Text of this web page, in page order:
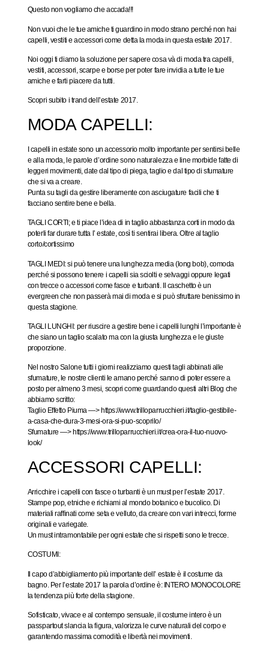
Questo non vogliamo che accada!!!
Non vuoi che le tue amiche ti guardino in modo strano perché non hai
capelli, vestiti e accessori come detta la moda in questa estate 2017.
Noi oggi ti diamo la soluzione per sapere cosa và di moda tra capelli,
vestiti, accessori, scarpe e borse per poter fare invidia a tutte le tue
amiche e farti piacere da tutti.
Scopri subito i trand dell’estate 2017.
MODA CAPELLI:
I capelli in estate sono un accessorio molto importante per sentirsi belle
e alla moda, le parole d’ordine sono naturalezza e line morbide fatte di
leggeri movimenti, date dal tipo di piega, taglio e dal tipo di sfumature
che si va a creare.
Punta su tagli da gestire liberamente con asciugature facili che ti
facciano sentire bene e bella.
TAGLI CORTI; e ti piace l’idea di in taglio abbastanza corti in modo da
poterli far durare tutta l’ estate, così ti sentirai libera. Oltre al taglio
corto/cortissimo
TAGLI MEDI: si può tenere una lunghezza media (long bob), comoda
perché si possono tenere i capelli sia sciolti e selvaggi oppure legati
con trecce o accessori come fasce e turbanti. Il caschetto è un
evergreen che non passerà mai di moda e si può sfruttare benissimo in
questa stagione.
TAGLI LUNGHI: per riuscire a gestire bene i capelli lunghi l’importante è
che siano un taglio scalato ma con la giusta lunghezza e le giuste
proporzione.
Nel nostro Salone tutti i giorni realizziamo questi tagli abbinati alle
sfumature, le nostre clienti le amano perché sanno di poter essere a
posto per almeno 3 mesi, scopri come guardando questi altri Blog che
abbiamo scritto:
Taglio Effetto Piuma—> https://www.trilloparrucchieri.it/taglio-gestibile-
a-casa-che-dura-3-mesi-ora-si-puo-scoprilo/
Sfumature —> https://www.trilloparrucchieri.it/crea-ora-il-tuo-nuovo-
look/
ACCESSORI CAPELLI:
Arricchire i capelli con fasce o turbanti è un must per l’estate 2017.
Stampe pop, etniche e richiami al mondo botanico e bucolico. Di
materiali raffinati come seta e velluto, da creare con vari intrecci, forme
originali e variegate.
Un must intramontabile per ogni estate che si rispetti sono le trecce.
COSTUMI:
Il capo d’abbigliamento più importante dell’ estate è il costume da
bagno. Per l’estate 2017 la parola d’ordine è: INTERO MONOCOLORE
la tendenza più forte della stagione.
Sofisticato, vivace e al contempo sensuale, il costume intero è un
passpartout slancia la figura, valorizza le curve naturali del corpo e
garantendo massima comodità e libertà nei movimenti.